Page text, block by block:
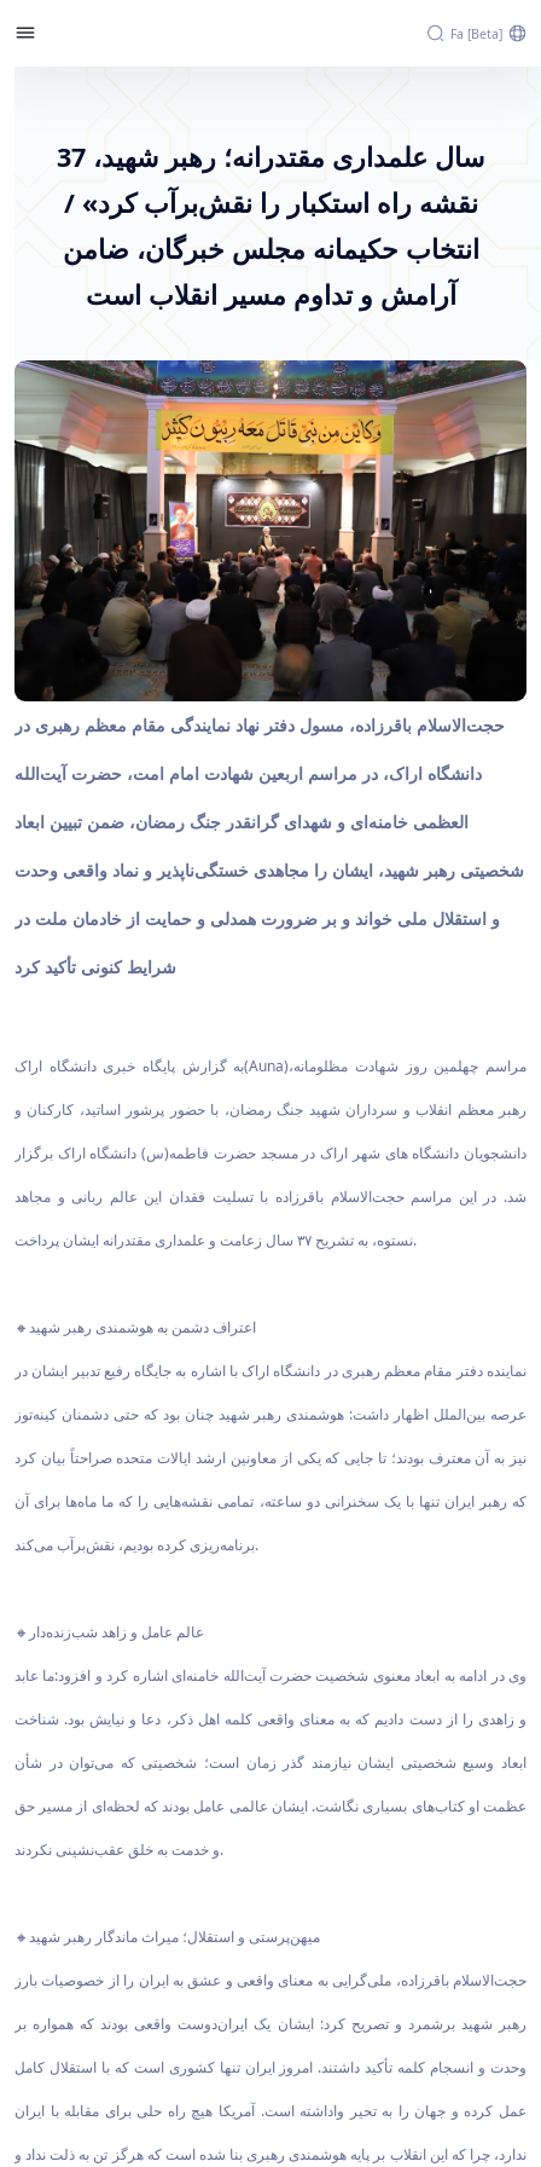
Fa [beta]
استکبار را نقش‌برآب کرد» / انتخاب حکیمانه
مجلس خبرگان، ضامن آرامش و تداوم مسیر
انقلاب است - پرتال خبری دانشگاه اراک
37 سال علمداری مقتدرانه؛ رهبر شهید،
نقشه راه استکبار را نقش‌برآب کرد» /
انتخاب حکیمانه مجلس خبرگان، ضامن
آرامش و تداوم مسیر انقلاب است
حجت‌الاسلام باقرزاده، مسول دفتر نهاد نمایندگی مقام معظم رهبری در
دانشگاه اراک، در مراسم اربعین شهادت امام امت، حضرت آیت‌الله
العظمی خامنه‌ای و شهدای گرانقدر جنگ رمضان، ضمن تبیین ابعاد
شخصیتی رهبر شهید، ایشان را مجاهدی خستگی‌ناپذیر و نماد واقعی وحدت
و استقلال ملی خواند و بر ضرورت همدلی و حمایت از خادمان ملت در
شرایط کنونی تأکید کرد
به گزارش پایگاه خبری دانشگاه اراک(Auna)،مراسم چهلمین روز شهادت مظلومانه
رهبر معظم انقلاب و سرداران شهید جنگ رمضان، با حضور پرشور اساتید، کارکنان و
دانشجویان دانشگاه های شهر اراک در مسجد حضرت فاطمه(س) دانشگاه اراک برگزار
شد. در این مراسم حجت‌الاسلام باقرزاده با تسلیت فقدان این عالم ربانی و مجاهد
نستوه، به تشریح ۳۷ سال زعامت و علمداری مقتدرانه ایشان پرداخت.
🔸اعتراف دشمن به هوشمندی رهبر شهید
نماینده دفتر مقام معظم رهبری در دانشگاه اراک با اشاره به جایگاه رفیع تدبیر ایشان در
عرصه‌ بین‌الملل اظهار داشت: هوشمندی رهبر شهید چنان بود که حتی دشمنان کینه‌توز
نیز به آن معترف بودند؛ تا جایی که یکی از معاونین ارشد ایالات متحده صراحتاً بیان کرد
که رهبر ایران تنها با یک سخنرانی دو ساعته، تمامی نقشه‌هایی را که ما ماه‌ها برای آن
برنامه‌ریزی کرده بودیم، نقش‌برآب می‌کند.
🔸عالم عامل و زاهد شب‌زنده‌دار
وی در ادامه به ابعاد معنوی شخصیت حضرت آیت‌الله خامنه‌ای اشاره کرد و افزود:ما عابد
و زاهدی را از دست دادیم که به معنای واقعی کلمه اهل ذکر، دعا و نیایش بود. شناخت
ابعاد وسیع شخصیتی ایشان نیازمند گذر زمان است؛ شخصیتی که می‌توان در شأن
عظمت او کتاب‌های بسیاری نگاشت. ایشان عالمی عامل بودند که لحظه‌ای از مسیر حق
و خدمت به خلق عقب‌نشینی نکردند.
🔸میهن‌پرستی و استقلال؛ میراث ماندگار رهبر شهید
حجت‌الاسلام باقرزاده، ملی‌گرایی به معنای واقعی و عشق به ایران را از خصوصیات بارز
رهبر شهید برشمرد و تصریح کرد: ایشان یک ایران‌دوست واقعی بودند که همواره بر
وحدت و انسجام کلمه تأکید داشتند. امروز ایران تنها کشوری است که با استقلال کامل
عمل کرده و جهان را به تحیر واداشته است. آمریکا هیچ راه حلی برای مقابله با ایران
ندارد، چرا که این انقلاب بر پایه هوشمندی رهبری بنا شده است که هرگز تن به ذلت نداد و